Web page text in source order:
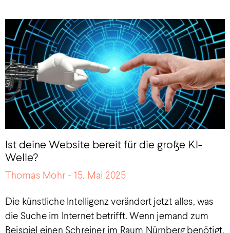
Ist deine Website bereit für die große KI-
Welle?
Thomas Mohr 15. Mai 2025
Die künstliche Intelligenz verändert jetzt alles, was
die Suche im Internet betrifft. Wenn jemand zum
Beispiel einen Schreiner im Raum Nürnberg benötigt,